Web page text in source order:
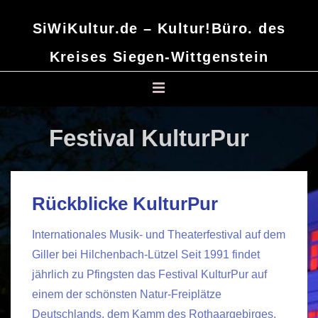
SiWiKultur.de – Kultur!Büro. des
Kreises Siegen-Wittgenstein
Navigation
Rückblicke KulturPur
Internationales Musik- und Theaterfestival auf dem
Giller bei Hilchenbach-Lützel Seit 1991 findet
jährlich zu Pfingsten das Festival KulturPur auf
einem der schönsten Natur-Freiplätze
Deutschlands, dem Kamm des Rothaargebirges,